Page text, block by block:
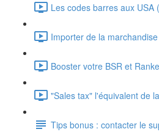
Les codes barres aux USA
Importer de la
Booster votre BSR et
"Sales tax" l'équivalent de
Tips bonus : contacter le